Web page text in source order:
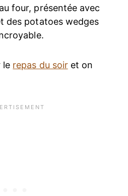
four, présentée avec
des potatoes wedges
le repas du soiret on